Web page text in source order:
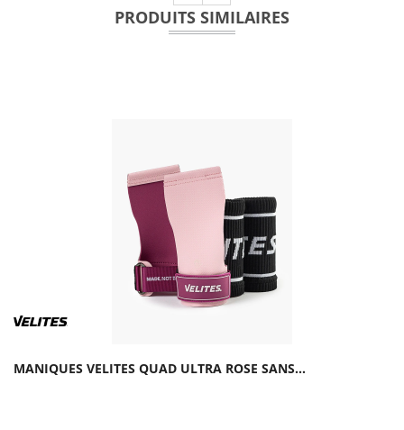
PRODUITS SIMILAIRES
MANIQUES VELITES QUAD ULTRA ROSE SANS...